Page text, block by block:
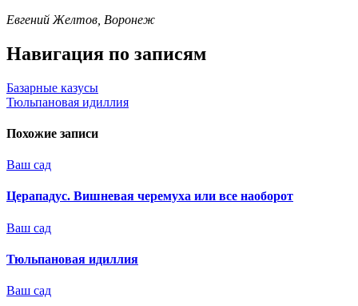
Евгений Желтов, Воронеж
Навигация по записям
Базарные казусы
Тюльпановая идиллия
Похожие записи
Ваш сад
Церападус. Вишневая черемуха или все наоборот
Ваш сад
Тюльпановая идиллия
Ваш сад